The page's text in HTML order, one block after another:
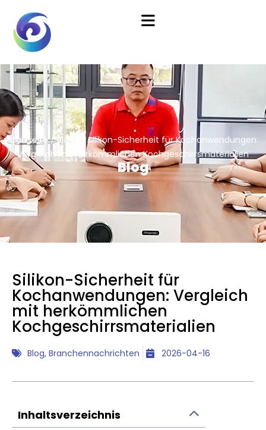
Startseite/Blog
/ Silikon-Sicherheit für Kochanwendungen:
Vergleich mit herkömmlichen Kochgeschirrsmaterialien
Blog
Silikon-Sicherheit für
Kochanwendungen: Vergleich
mit herkömmlichen
Kochgeschirrsmaterialien
Blog, Branchennachrichten 2026-04-16
Inhaltsverzeichnis